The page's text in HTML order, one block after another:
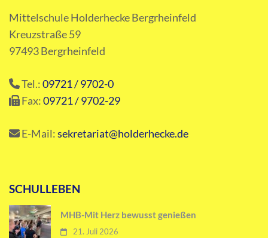
Mittelschule Holderhecke Bergrheinfeld
Kreuzstraße 59
97493 Bergrheinfeld
Tel.:09721 / 9702-0
Fax:09721 / 9702-29
E-Mail:sekretariat@holderhecke.de
SCHULLEBEN
MHB-Mit Herz bewusst genießen
21. Juli 2026